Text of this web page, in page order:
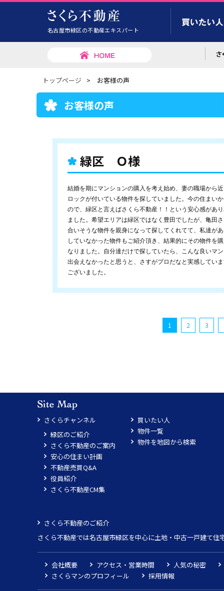
名古屋市緑区の不動産エキスパート
トップページ > お客様の声
お客様の声
緑区 Ｏ様
結婚を期にマンションの購入を考え始め、妻の職場から
ロックが付いている物件を探していました。今の住まい
ので、緑区と言えばさくら不動産！！という安心感があ
ました。希望エリアは緑区ではなく豊田でしたが、亀田
合いそうな物件を親身になって探してくれてて、私達が
していなかった物件もご紹介頂き、結果的にその物件を
なりました。自分達だけで探していたら、こんな良いマ
出会えなかったと思うと、さすがプロだなと実感してい
ございました。
1 2 3
さくらチャンネル
緑区のご紹介
さくら不動産のご案内
安心の住まい計画
不動産売買Q&A
役員紹介
さくら不動産CM集
買いたい人
物件一覧
物件を地図から検索
さくら不動産のご紹介
さくら不動産では名古屋市緑区を中心に土地・中古一戸建て
会社概要 アクセス・営業時間
人気の秘密
さくらマンのプロフィール
採用情報